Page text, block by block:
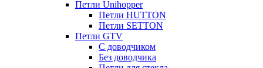
Петли Unihopper
Петли HUTTON
Петли SETTON
Петли GTV
С доводчиком
Без доводчика